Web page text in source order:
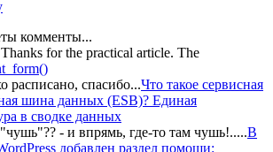
комменты...
Thanks for the practical article. The
расписано, спасибо...Что такое сервисная
шина данных (ESB)? Единая
в сводке данных
"чушь"?? - и впрямь, где-то там чушь!.....В
добавлен раздел помощи: